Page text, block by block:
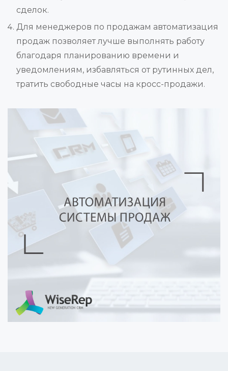
сделок.
Для менеджеров по продажам автоматизация
продаж позволяет лучше выполнять работу
благодаря планированию времени и
уведомлениям, избавляться от рутинных дел,
тратить свободные часы на кросс-продажи.